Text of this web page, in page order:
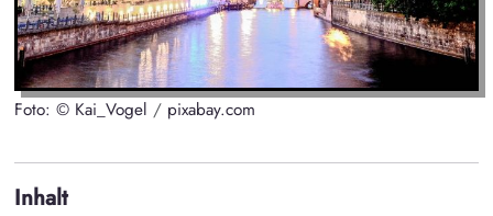
Foto: © Kai_Vogel / pixabay.com
Inhalt